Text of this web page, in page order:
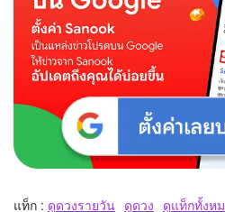
แท็ก : ดูดวงรายวัน ดูดวง ดูแท็กทั้งห